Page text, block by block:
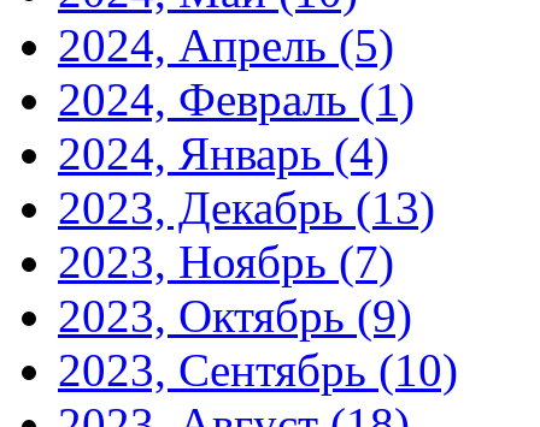
2024, Апрель (5)
2024, Февраль (1)
2024, Январь (4)
2023, Декабрь (13)
2023, Ноябрь (7)
2023, Октябрь (9)
2023, Сентябрь (10)